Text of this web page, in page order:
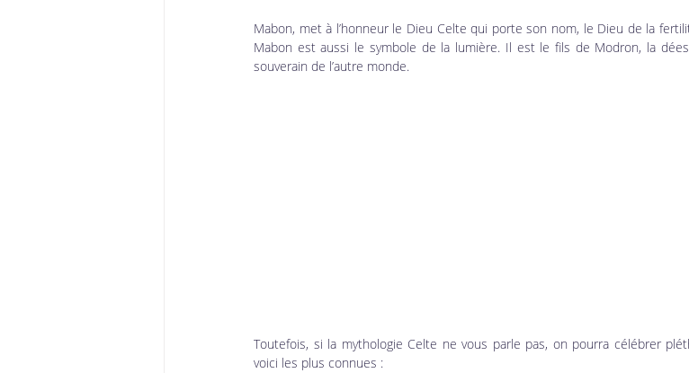
Mabon, met à l’honneur le Dieu Celte qui porte son nom, le Dieu de la
Mabon est aussi le symbole de la lumière. Il est le fils de Modron, la
souverain de l’autre monde.
Toutefois, si la mythologie Celte ne vous parle pas, on pourra célébrer
voici les plus connues :